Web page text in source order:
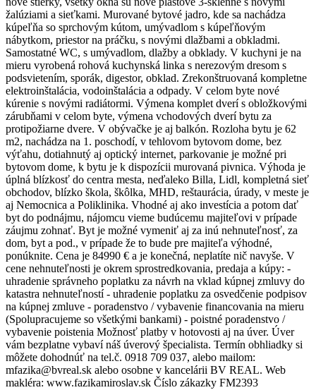
žalúziami a sieťkami. Murované bytové jadro, kde sa nachádza
kúpeľňa so sprchovým kútom, umývadlom s kúpeľňovým
nábytkom, priestor na práčku, s novými dlažbami a obkladmi.
Samostatné WC, s umývadlom, dlažby a obklady. V kuchyni je na
mieru vyrobená rohová kuchynská linka s nerezovým dresom s
podsvietením, sporák, digestor, obklad. Zrekonštruovaná kompletne
elektroinštalácia, vodoinštalácia a odpady. V celom byte nové
kúrenie s novými radiátormi. Výmena komplet dverí s obložkovými
zárubňami v celom byte, výmena vchodových dverí bytu za
protipožiarne dvere. V obývačke je aj balkón. Rozloha bytu je 62
m2, nachádza na 1. poschodí, v tehlovom bytovom dome, bez
výťahu, dotiahnutý aj optický internet, parkovanie je možné pri
bytovom dome, k bytu je k dispozícii murovaná pivnica. Výhoda je
úplná blízkosť do centra mesta, neďaleko Billa, Lidl, kompletná sieť
obchodov, blízko škola, škôlka, MHD, reštaurácia, úrady, v meste je
aj Nemocnica a Poliklinika. Vhodné aj ako investícia a potom dať
byt do podnájmu, nájomcu vieme budúcemu majiteľovi v prípade
záujmu zohnať. Byt je možné vymeniť aj za inú nehnuteľnosť, za
dom, byt a pod., v prípade že to bude pre majiteľa výhodné,
ponúknite. Cena je 84990 € a je konečná, neplatíte nič navyše. V
cene nehnuteľnosti je okrem sprostredkovania, predaja a kúpy: -
uhradenie správneho poplatku za návrh na vklad kúpnej zmluvy do
katastra nehnuteľností - uhradenie poplatku za osvedčenie podpisov
na kúpnej zmluve - poradenstvo / vybavenie financovania na mieru
(Spolupracujeme so všetkými bankami) - poistné poradenstvo /
vybavenie poistenia Možnosť platby v hotovosti aj na úver. Úver
vám bezplatne vybaví náš úverový špecialista. Termín obhliadky si
môžete dohodnúť na tel.č. 0918 709 037, alebo mailom:
mfazika@bvreal.sk alebo osobne v kancelárii BV REAL. Web
makléra: www.fazikamiroslav.sk Číslo zákazky FM2393